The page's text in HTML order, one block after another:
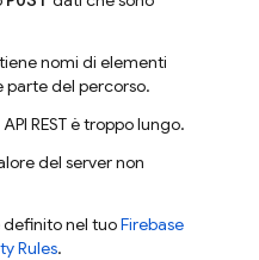
nomi di elementi
parte del percorso.
REST è troppo lungo.
del server non
definito nel tuoFirebase
Rules.